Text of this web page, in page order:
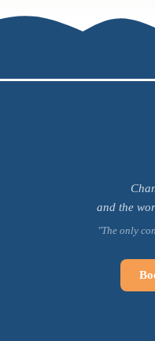
and the
"The only